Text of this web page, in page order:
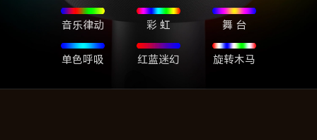
音乐律动 彩 虹 舞 台
单色呼吸 红蓝迷幻 旋转木马